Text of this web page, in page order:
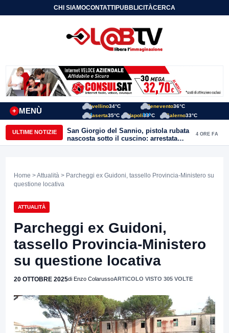
CHI SIAMOCONTATTIPUBBLICITÀCERCA
MENÙ
+
Avellino34°C Benevento36°C
Caserta35°C Napoli33°C Salerno33°C
ULTIME NOTIZIE
San Giorgio del Sannio, pistola rubata
nascosta sotto il cuscino: arrestata
51enne
4 ORE FA
Home >Attualità > Parcheggi ex Guidoni, tassello Provincia-Ministero su
questione locativa
ATTUALITÀ
Parcheggi ex Guidoni,
tassello Provincia-Ministero
su questione locativa
20 OTTOBRE 2025di Enzo ColarussoARTICOLO VISTO 305 VOLTE